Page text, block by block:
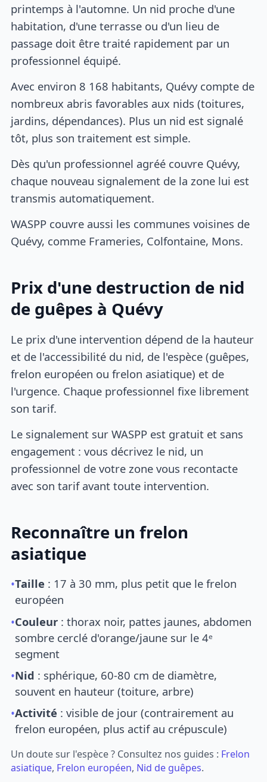
printemps à l'automne. Un nid proche d'une
habitation, d'une terrasse ou d'un lieu de
passage doit être traité rapidement par un
professionnel équipé.
Avec environ 8 168 habitants, Quévy compte de
nombreux abris favorables aux nids (toitures,
jardins, dépendances). Plus un nid est signalé
tôt, plus son traitement est simple.
Dès qu'un professionnel agréé couvre Quévy,
chaque nouveau signalement de la zone lui est
transmis automatiquement.
WASPP couvre aussi les communes voisines de
Quévy, comme Frameries, Colfontaine, Mons.
Prix d'une destruction de nid
de guêpes à Quévy
Le prix d'une intervention dépend de la hauteur
et de l'accessibilité du nid, de l'espèce (guêpes,
frelon européen ou frelon asiatique) et de
l'urgence. Chaque professionnel fixe librement
son tarif.
Le signalement sur WASPP est gratuit et sans
engagement : vous décrivez le nid, un
professionnel de votre zone vous recontacte
avec son tarif avant toute intervention.
Reconnaître un frelon
asiatique
•Taille : 17 à 30 mm, plus petit que le frelon
européen
•Couleur : thorax noir, pattes jaunes, abdomen
sombre cerclé d'orange/jaune sur le 4ᵉ
segment
•Nid : sphérique, 60-80 cm de diamètre,
souvent en hauteur (toiture, arbre)
•Activité : visible de jour (contrairement au
frelon européen, plus actif au crépuscule)
Un doute sur l'espèce ? Consultez nos guides : Frelon
asiatique, Frelon européen, Nid de guêpes.